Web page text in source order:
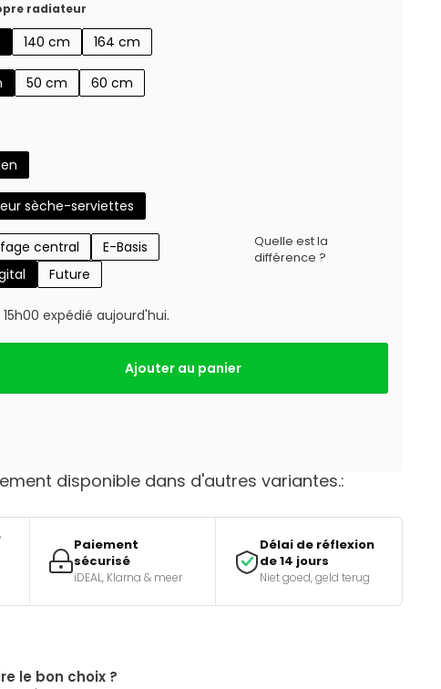
radiateur
140 cm 164 cm
50 cm 60 cm
sèche-serviettes
central
E-Basis
Future
Quelle est la
différence ?
expédié aujourd'hui.
Ajouter au panier
disponible dans d'autres variantes.:
Paiement
sécurisé
iDEAL, Klarna & meer
Délai de réflexion
de 14 jours
Niet goed, geld terug
le bon choix ?